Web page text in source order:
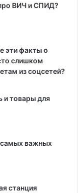
ВИЧ и СПИД?
эти факты о
слишком
из соцсетей?
и товары для
самых важных
станция